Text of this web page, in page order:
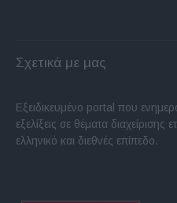
Σχετικά με μας
Εξειδικευμένο portal που
εξελίξεις σε θέματα
ελληνικό και διεθνές επίπεδο.